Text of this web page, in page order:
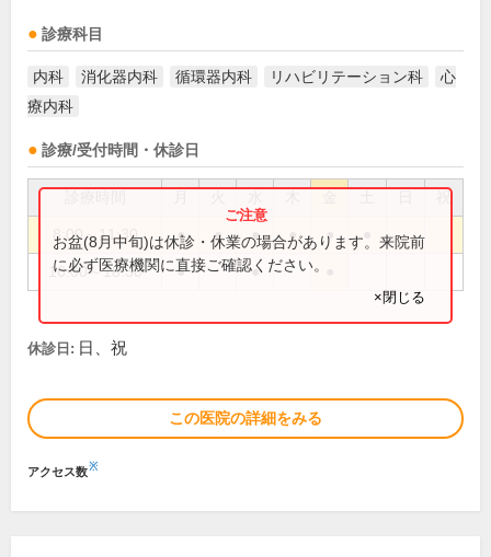
診療科目
内科 消化器内科 循環器内科 リハビリテーション科
心
療内科
診療/受付時間・休診日
祝
8:00～11:30 ● ● ● ● ●
16:00～18:30 ● ●
お盆(8月中旬)は休診・休業の場合があります。来院前
に必ず医療機関に直接ご確認ください。
×閉じる
休診日: 日、祝
この医院の詳細をみる
アクセス数※